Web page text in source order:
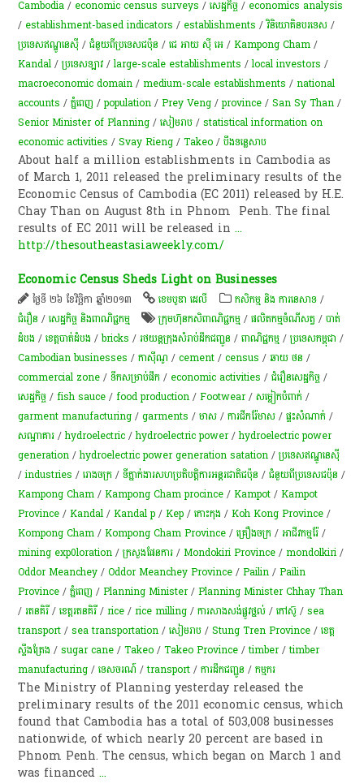
Cambodia / economic census surveys /សេដ្ឋកិច្ច / economics analysis
/ establishment-based indicators / establishments /វិនិយោគិនបរទេស /
ប្រទេសឥណ្ឌូនេស៊ី /ជំនួយពីប្រទេសជប៉ុន /ជេ អាយ ស៊ី អេ /Kampong Cham /
Kandal /ប្រទេសឡាវ /large-scale establishments /local investors /
macroeconomic domain /medium-scale establishments /national
accounts /ភ្នំពេញ /population /Prey Veng /province /San Sy Than /
Senior Minister of Planning /សៀមរាប /statistical information on
economic activities /Svay Rieng /Takeo /បឹងទន្លេសាប
About half a million establishments in Cambodia as
of March 1, 2011 released the preliminary results of the
Economic Census of Cambodia (EC 2011) released by H.E.
Chay Than on August 8th in Phnom Penh. The final
results of EC 2011 will be released in...
http://thesoutheastasiaweekly.com/
Economic Census Sheds Light on Businesses
ថ្ងៃទី ២៦ ខែវិច្ឆិកា ឆ្នាំ២០១៣ ខេមបូឌា ដេលី កសិកម្ម​ និង​ ការ​នេ​សាទ​ /
ជំរឿន /សេដ្ឋកិច្ច និងពាណិជ្ជកម្ម ​ក្រុមហ៊ុន​កសិពាណិជ្ជកម្ម /ផលិតកម្ម​ចំណី​សត្វ​ /បាត់
ដំបង /ខេត្តបាត់ដំបង /bricks /រថយន្តក្រុងសំរាប់ដឹកជញ្ជូន /ពាណិជ្ជកម្ម /ប្រទេសកម្ពុជា /
Cambodian businesses /កាស៊ីណូ /cement /census /ឆាយ​ ថន​ /
commercial zone /ទឹកសម្រាប់ផឹក / economic activities /ជំរឿន​សេដ្ឋកិច្ច​ /
សេដ្ឋកិច្ច /fish sauce /food production /Footwear/សម្លៀកបំពាក់ /
garment manufacturing /garments /មាស /ការជីករ៉ែមាស /ផ្ទះសំណាក់ /
សណ្ឋាគារ /hydroelectric /hydroelectric power/hydroelectric power
generation /hydroelectric power generation satation /ប្រទេសឥណ្ឌូនេស៊ី
/industries /​រោងចក្រ /ទីភ្នាក់ងារ​សហប្រតិបត្តិការ​អន្តរជាតិ​ជប៉ុន /ជំនួយពីប្រទេសជប៉ុន /
Kampong Cham /Kampong Cham procince /Kampot /Kampot
Province /Kandal /Kandal p /Kep /កោះកុង /Koh Kong Province /
Kompong Cham /Kompong Cham Province /គ្រឿងចក្រ /អាជីវកម្ម​រ៉ែ​ /
mining exp0loration /ក្រសួងផែនការ /Mondokiri Province /mondolkiri /
Oddor Meanchey /Oddor Meanchey Province /Pailin /Pailin
Province /ភ្នំពេញ /Planning Minister/Planning Minister Chhay Than
/​រតនគិរី/ខេត្តរតនគិរី/rice /rice milling /ការសាងសង់ផ្លូវថ្នល់ /កៅស៊ូ /sea
transport /sea transportation /សៀមរាប /Stung Tren Province /ខេត្ត
ស្ទឹងត្រែង /sugar cane /Takeo /Takeo Province /timber/timber
manufacturing /ទេសចរណ៍ /transport /ការដឹកជញ្ជូន /ក​ម្មករ​
The Ministry of Planning yesterday released the
preliminary results of the 2011 economic census, which
found that Cambodia has a total of 503,008 businesses
nationwide, of which nearly 20 percent are based in
Phnom Penh. The census, which began on March 1 and
was financed...